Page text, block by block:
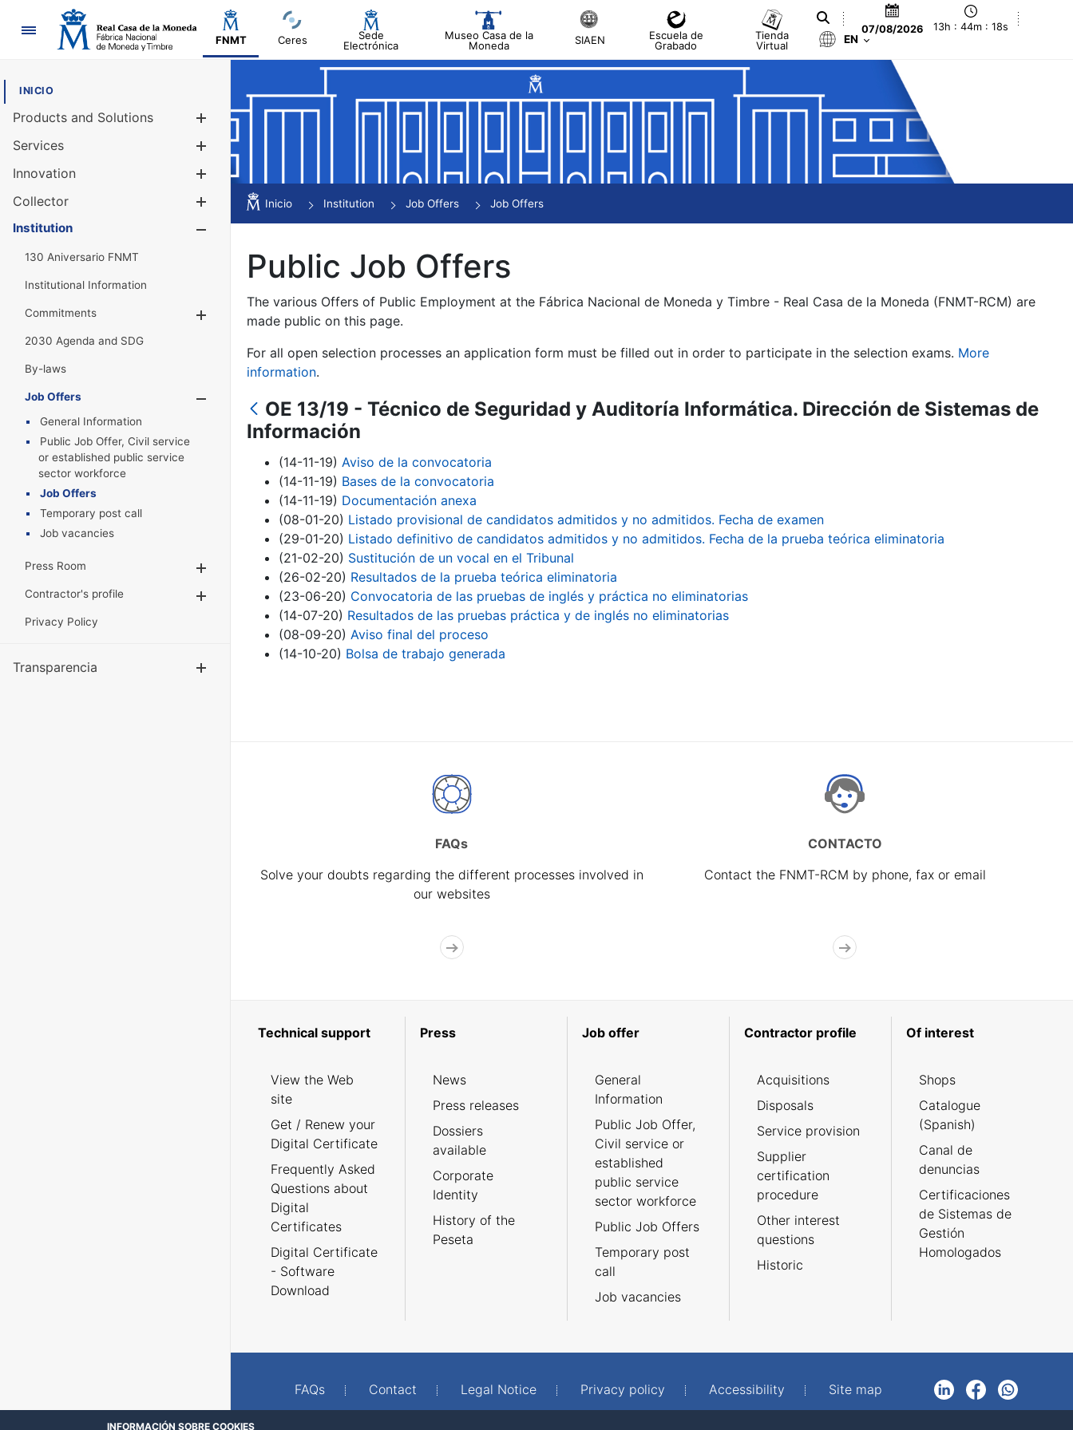
Navigation
FNMT Ceres
Sede
Electrónica
Museo Casa de la
Moneda
SIAEN
Escuela de
Grabado
Tienda
Virtual
07/08/2026 13h : 44m : 18s
EN
INICIO
Products and Solutions
Services
Innovation
Collector
Show/Hide
Institution
130 Aniversario FNMT
Institutional Information
Commitments
Show/Hide
2030 Agenda and SDG
By-laws
Job Offers
Show/Hide
General Information
Public Job Offer, Civil service
or established public service
sector workforce
Job Offers
Temporary post call
Job vacancies
Press Room
Show/Hide
Contractor's profile
Show/Hide
Privacy Policy
Transparencia
Inicio Institution Job Offers Job Offers
Public Job Offers
The various Offers of Public Employment at the Fábrica Nacional de Moneda y Timbre - Real Casa de la Moneda (FNMT-RCM) are
made public on this page.
For all open selection processes an application form must be filled out in order to participate in the selection exams. More
information.
OE 13/19 - Técnico de Seguridad y Auditoría Informática. Dirección de Sistemas de
Información
(14-11-19) Aviso de la convocatoria
(14-11-19) Bases de la convocatoria
(14-11-19) Documentación anexa
(08-01-20) Listado provisional de candidatos admitidos y no admitidos. Fecha de examen
(29-01-20) Listado definitivo de candidatos admitidos y no admitidos. Fecha de la prueba teórica eliminatoria
(21-02-20) Sustitución de un vocal en el Tribunal
(26-02-20) Resultados de la prueba teórica eliminatoria
(23-06-20) Convocatoria de las pruebas de inglés y práctica no eliminatorias
(14-07-20) Resultados de las pruebas práctica y de inglés no eliminatorias
(08-09-20) Aviso final del proceso
(14-10-20) Bolsa de trabajo generada
FAQs
Solve your doubts regarding the different processes involved in
our websites
CONTACTO
Contact the FNMT-RCM by phone, fax or email
Technical support
View the Web
site
Get / Renew your
Digital Certificate
Frequently Asked
Questions about
Digital
Certificates
Digital Certificate
- Software
Download
Press
News
Press releases
Dossiers
available
Corporate
Identity
History of the
Peseta
Job offer
General
Information
Public Job Offer,
Civil service or
established
public service
sector workforce
Public Job Offers
Temporary post
call
Job vacancies
Contractor profile
Acquisitions
Disposals
Service provision
Supplier
certification
procedure
Other interest
questions
Historic
Of interest
Shops
Catalogue
(Spanish)
Canal de
denuncias
Certificaciones
de Sistemas de
Gestión
Homologados
FAQs Contact Legal Notice Privacy policy Accessibility Site map
LinkedInFacebookWhatsApp
INFORMACIÓN SOBRE COOKIES